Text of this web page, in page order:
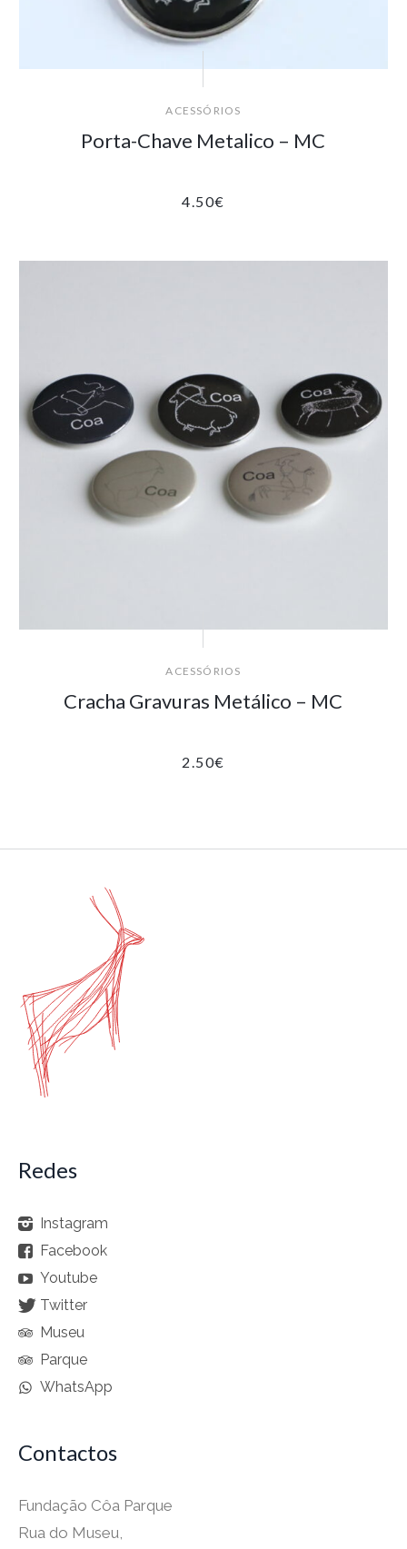
ACESSÓRIOS
Porta-Chave Metalico – MC
4.50€
ACESSÓRIOS
Cracha Gravuras Metálico – MC
2.50€
Redes
Instagram
Facebook
Youtube
Twitter
Museu
Parque
WhatsApp
Contactos
Fundação Côa Parque
Rua do Museu,